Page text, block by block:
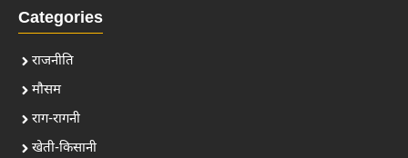
Categories
राजनीति
मौसम
राग-रागनी
खेती-किसानी